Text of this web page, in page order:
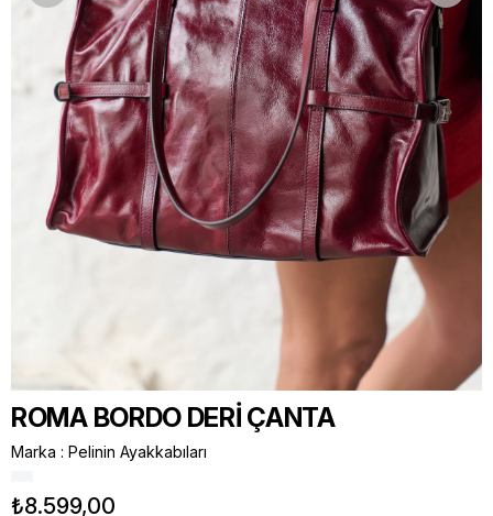
ROMA BORDO DERİ ÇANTA
Marka : Pelinin Ayakkabıları
₺8.599,00